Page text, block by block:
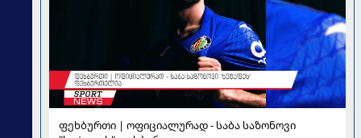
ფეხბურთი | ოფიციალურად - საბა საზონოვი